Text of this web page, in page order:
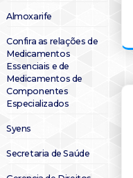
Almoxarife
Confira as relações de
Medicamentos
Essenciais e de
Medicamentos de
Componentes
Especializados
Syens
Secretaria de Saúde